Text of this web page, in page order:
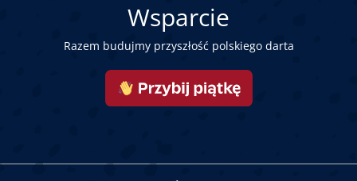
Wsparcie
Razem budujmy przyszłość polskiego darta